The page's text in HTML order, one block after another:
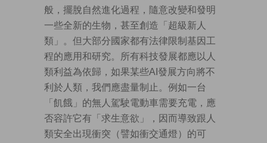
般，擺脫自然進化過程，隨意改變和發明
一些全新的生物，甚至創造「超級新人
類」。但大部分國家都有法律限制基因工
程的應用和研究。所有科技發展都應以人
類利益為依歸，如果某些AI發展方向將不
利於人類，我們應盡量制止。例如一台
「飢餓」的無人駕駛電動車需要充電，應
否容許它有「求生意欲」，因而導致跟人
類安全出現衝突（譬如衝交通燈）的可